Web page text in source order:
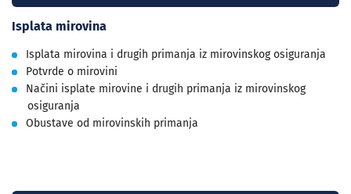
Isplata mirovina
Isplata mirovina i drugih primanja iz mirovinskog osiguranja
Potvrde o mirovini
Načini isplate mirovine i drugih primanja iz mirovinskog
osiguranja
Obustave od mirovinskih primanja